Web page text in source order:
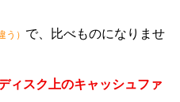
う） で、比べものになりませ
ィスク上のキャッシュファ